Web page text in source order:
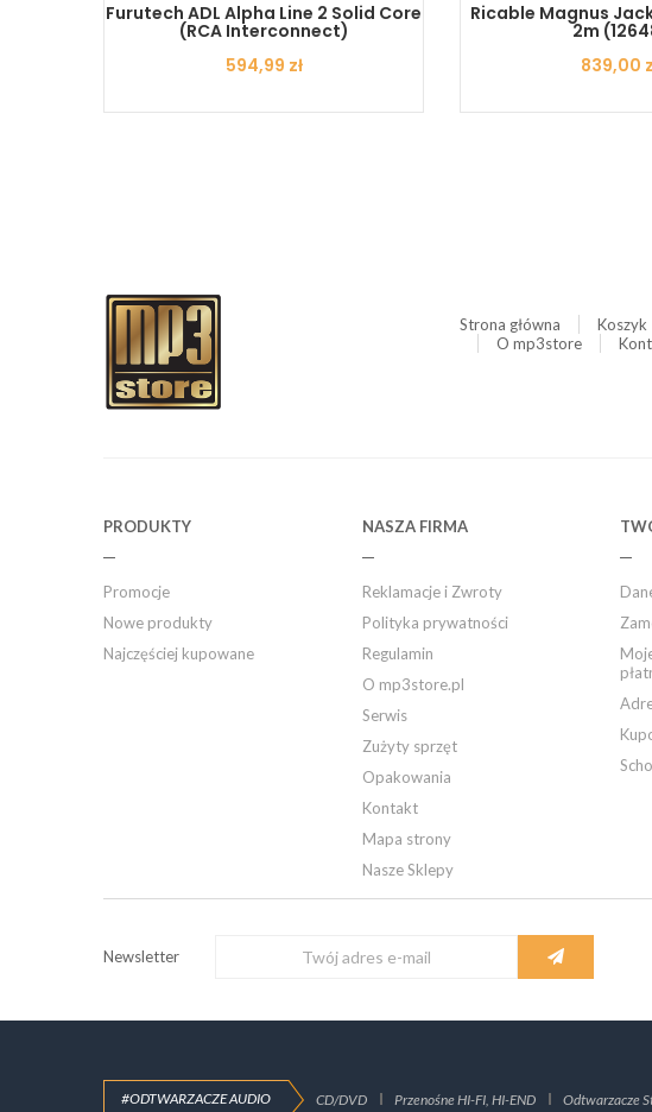
Furutech ADL Alpha Line 2 Solid Core
(RCA Interconnect)
Cena
594,99 zł
Ricable Magnus
2m
Cena
839,00
Strona główna Koszyk
O mp3store
PRODUKTY
Promocje
Nowe produkty
Najczęściej kupowane
NASZA FIRMA
Reklamacje i Zwroty
Polityka prywatności
Regulamin
O mp3store.pl
Serwis
Zużyty sprzęt
Opakowania
Kontakt
Mapa strony
Nasze Sklepy
Newsletter
#ODTWARZACZE AUDIO CD/DVD Przenośne HI-FI, HI-END Odtwarzacze